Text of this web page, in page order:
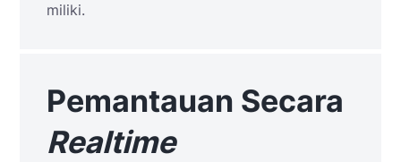
miliki.
Pemantauan Secara
Realtime